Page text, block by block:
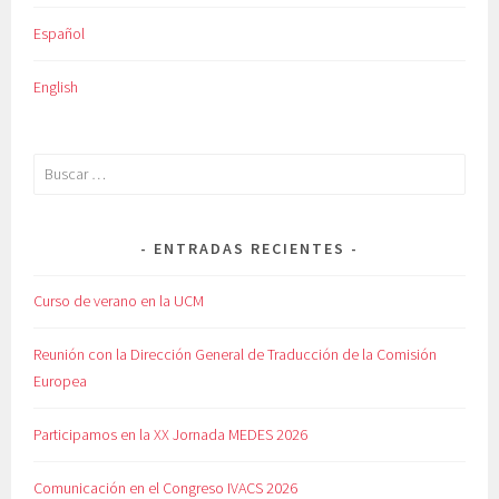
Español
English
Buscar:
ENTRADAS RECIENTES
Curso de verano en la UCM
Reunión con la Dirección General de Traducción de la Comisión
Europea
Participamos en la XX Jornada MEDES 2026
Comunicación en el Congreso IVACS 2026